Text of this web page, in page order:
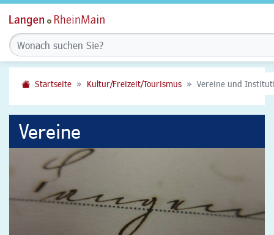
Startseite Kultur/Freizeit/Tourismus Vereine und
Vereine